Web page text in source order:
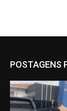
POSTAGENS